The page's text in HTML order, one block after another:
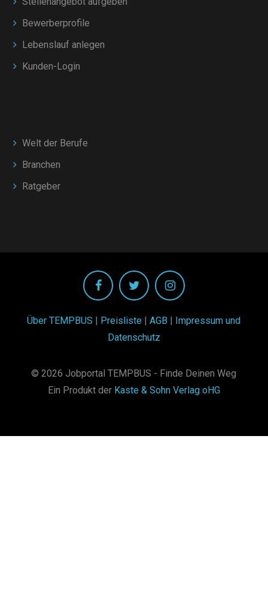
Bewerberprofile
Lebenslauf anlegen
Kunden-Login
Welt der Berufe
Branchen
Ratgeber
Über TEMPBUS Preisliste |AGB
Impressum und
Datenschutz
© 2026 Jobportal TEMPBUS - Finde Deinen Weg
Ein Produkt der Kaste & Sohn Verlag oHG